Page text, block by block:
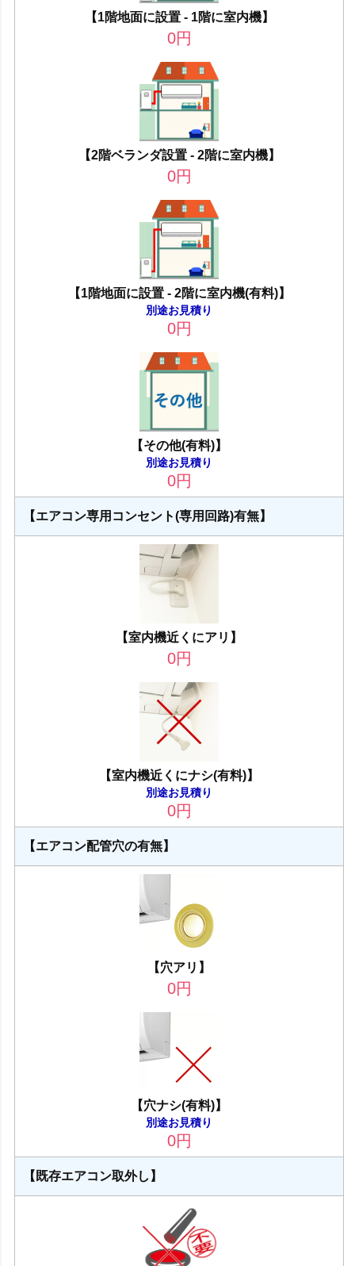
【1階地面に設置 - 1階に室内機】
0円
【2階ベランダ設置 - 2階に室内機】
0円
【1階地面に設置 - 2階に室内機(有料)】
別途お見積り
0円
【その他(有料)】
別途お見積り
0円
【エアコン専用コンセント(専用回路)有無】
【室内機近くにアリ】
0円
【室内機近くにナシ(有料)】
別途お見積り
0円
【エアコン配管穴の有無】
【穴アリ】
0円
【穴ナシ(有料)】
別途お見積り
0円
【既存エアコン取外し】